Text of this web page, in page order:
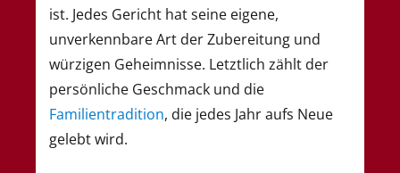
ist. Jedes Gericht hat seine eigene,
unverkennbare Art der Zubereitung und
würzigen Geheimnisse. Letztlich zählt der
persönliche Geschmack und die
Familientradition, die jedes Jahr aufs Neue
gelebt wird.